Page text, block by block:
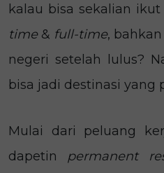
kalau bisa sekalian ikut
time& full-time,
negeri setelah lulus?
bisa jadi destinasi yang
Mulai dari peluang
dapetin permanent